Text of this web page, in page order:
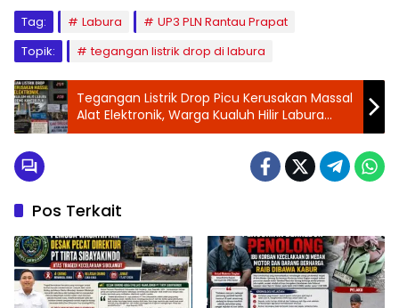
Tag: Labura
UP3 PLN Rantau Prapat
Topik:
tegangan listrik drop di labura
Tegangan Listrik Drop Picu Kerusakan Massal
Alat Elektronik, Warga Kualuh Hilir Labura
Ancam Demo Kantor PLN
Pos Terkait